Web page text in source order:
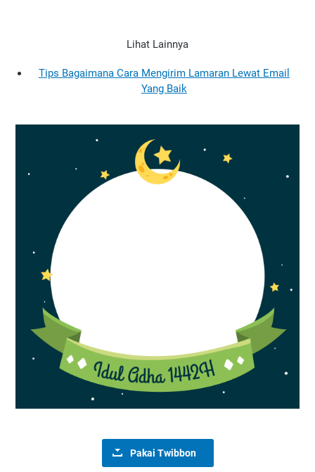
Lihat Lainnya
Tips Bagaimana Cara Mengirim Lamaran Lewat Email
Yang Baik
Pakai Twibbon